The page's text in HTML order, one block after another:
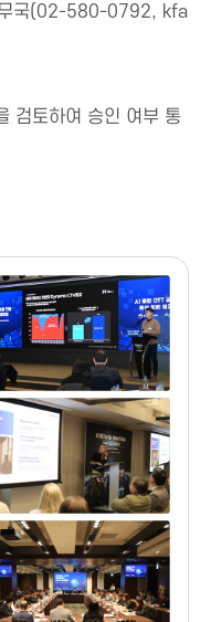
무국(02-580-0792, kfa
검토하여 승인 여부 통